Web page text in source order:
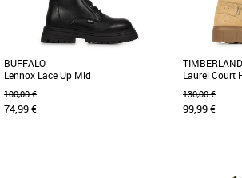
BUFFALO
Lennox Lace Up Mid
100,00 €
74,99 €
TIMBERLAND
Laurel Court
130,00 €
99,99 €